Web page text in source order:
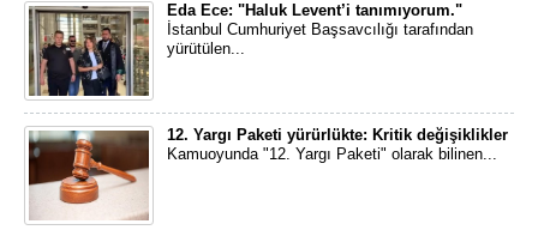
Eda Ece: "Haluk Levent’i tanımıyorum."
İstanbul Cumhuriyet Başsavcılığı tarafından
yürütülen...
12. Yargı Paketi yürürlükte: Kritik değişiklikler
Kamuoyunda "12. Yargı Paketi" olarak bilinen...